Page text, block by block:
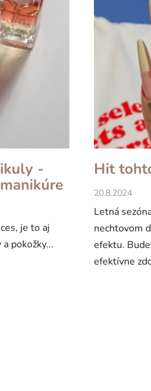
-
je to aj
pokožky...
Hit
20.8.2024
Letná
nechtovom
efektu.
efektívne